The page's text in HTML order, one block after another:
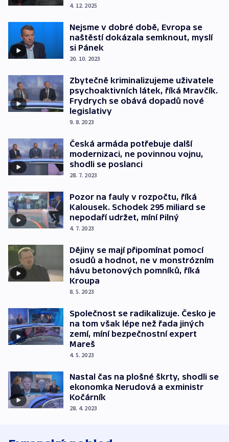
4. 12. 2025
Nejsme v dobré době, Evropa se
naštěstí dokázala semknout, myslí
si Pánek
20. 10. 2023
Zbytečně kriminalizujeme uživatele
psychoaktivních látek, říká Mravčík.
Frydrych se obává dopadů nové
legislativy
9. 8. 2023
Česká armáda potřebuje další
modernizaci, ne povinnou vojnu,
shodli se poslanci
28. 7. 2023
Pozor na fauly v rozpočtu, říká
Kalousek. Schodek 295 miliard se
nepodaří udržet, míní Pilný
4. 7. 2023
Dějiny se mají připomínat pomocí
osudů a hodnot, ne v monstrózním
hávu betonových pomníků, říká
Kroupa
8. 5. 2023
Společnost se radikalizuje. Česko je
na tom však lépe než řada jiných
zemí, míní bezpečnostní expert
Mareš
4. 5. 2023
Nastal čas na plošné škrty, shodli se
ekonomka Nerudová a exministr
Kočárník
28. 4. 2023